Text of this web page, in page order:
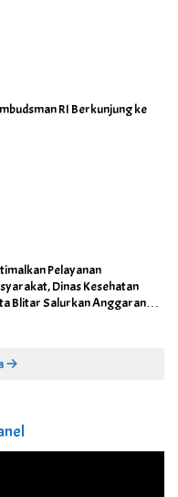
RI Berkunjung ke
Pelayanan
Dinas Kesehatan
Blitar Salurkan Anggaran